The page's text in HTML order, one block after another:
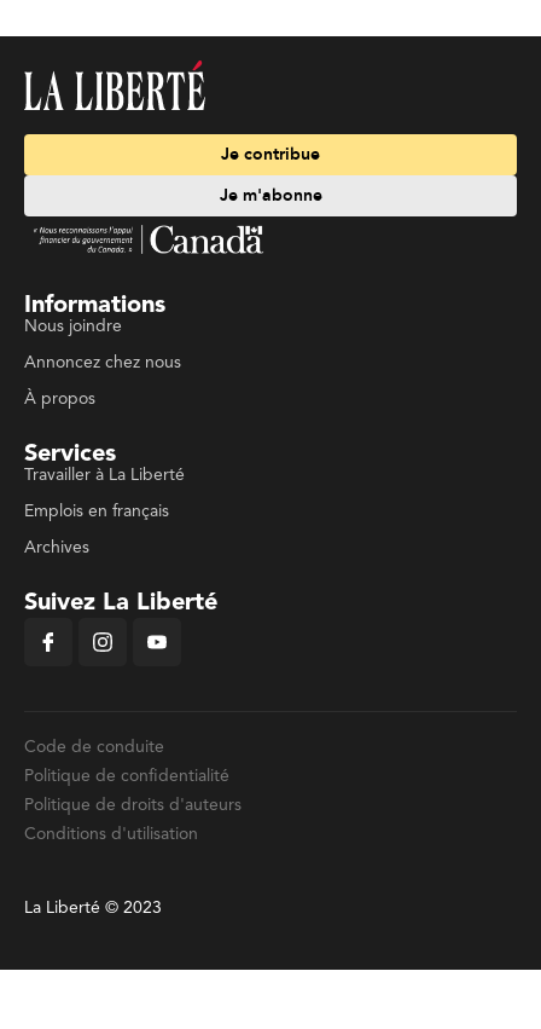
Je contribue
Je m'abonne
Informations
Nous joindre
Annoncez chez nous
À propos
Services
Travailler à La Liberté
Emplois en français
Archives
Suivez La Liberté
Code de conduite
Politique de confidentialité
Politique de droits d'auteurs
Conditions d'utilisation
La Liberté © 2023